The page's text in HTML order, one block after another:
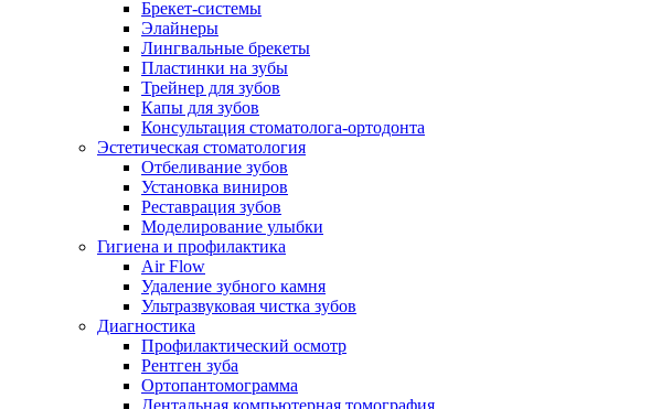
Брекет-системы
Элайнеры
Лингвальные брекеты
Пластинки на зубы
Трейнер для зубов
Капы для зубов
Консультация стоматолога-ортодонта
Эстетическая стоматология
Отбеливание зубов
Установка виниров
Реставрация зубов
Моделирование улыбки
Гигиена и профилактика
Air Flow
Удаление зубного камня
Ультразвуковая чистка зубов
Диагностика
Профилактический осмотр
Рентген зуба
Ортопантомограмма
Дентальная компьютерная томография